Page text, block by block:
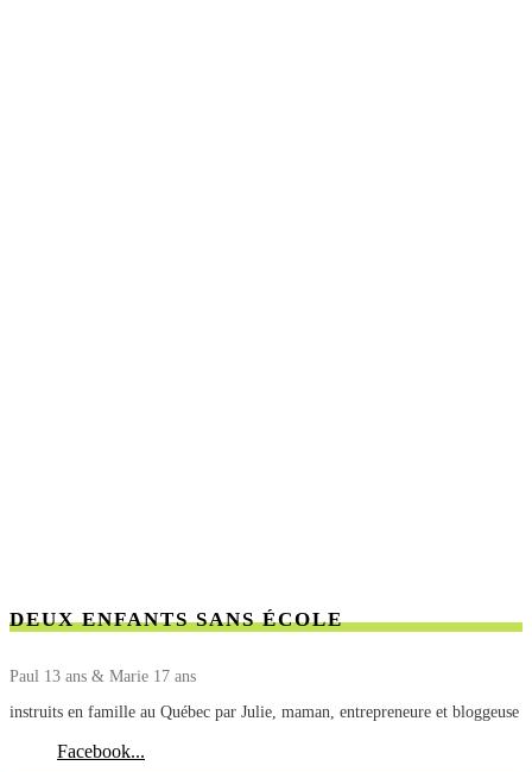
DEUX ENFANTS SANS ÉCOLE
Paul 13 ans & Marie 17 ans
instruits en famille au Québec par Julie, maman, entrepreneure et bloggeuse
Facebook...